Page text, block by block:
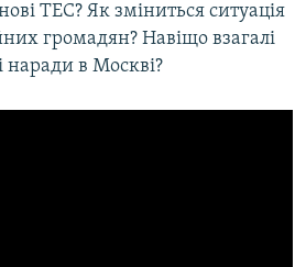
ТЕС? Як зміниться ситуація
громадян? Навіщо взагалі
наради в Москві?